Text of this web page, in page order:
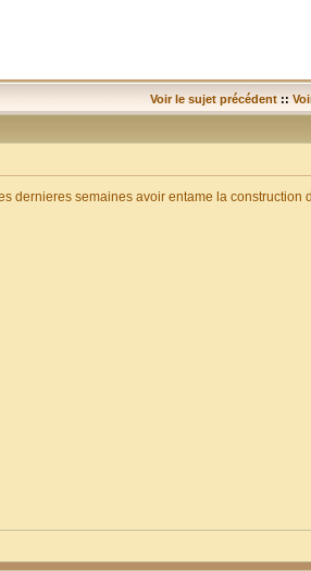
Voir le sujet précédent ::
dernieres semaines avoir entame la construction